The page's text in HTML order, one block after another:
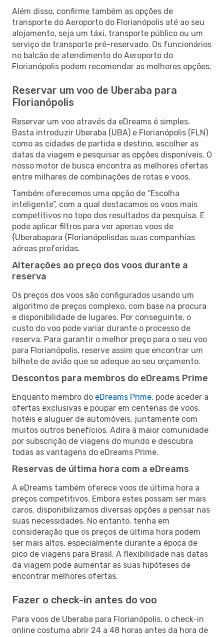
Além disso, confirme também as opções de
transporte do Aeroporto do Florianópolis até ao seu
alojamento, seja um táxi, transporte público ou um
serviço de transporte pré-reservado. Os funcionários
no balcão de atendimento do Aeroporto do
Florianópolis podem recomendar as melhores opções.
Reservar um voo de Uberaba para
Florianópolis
Reservar um voo através da eDreams é simples.
Basta introduzir Uberaba (UBA) e Florianópolis (FLN)
como as cidades de partida e destino, escolher as
datas da viagem e pesquisar as opções disponíveis. O
nosso motor de busca encontra as melhores ofertas
entre milhares de combinações de rotas e voos.
Também oferecemos uma opção de “Escolha
inteligente”, com a qual destacamos os voos mais
competitivos no topo dos resultados da pesquisa. E
pode aplicar filtros para ver apenas voos de
{Uberabapara {Florianópolisdas suas companhias
aéreas preferidas.
Alterações ao preço dos voos durante a
reserva
Os preços dos voos são configurados usando um
algoritmo de preços complexo, com base na procura
e disponibilidade de lugares. Por conseguinte, o
custo do voo pode variar durante o processo de
reserva. Para garantir o melhor preço para o seu voo
para Florianópolis, reserve assim que encontrar um
bilhete de avião que se adeque ao seu orçamento.
Descontos para membros do eDreams Prime
Enquanto membro do eDreams Prime, pode aceder a
ofertas exclusivas e poupar em centenas de voos,
hotéis e aluguer de automóveis, juntamente com
muitos outros benefícios. Adira à maior comunidade
por subscrição de viagens do mundo e descubra
todas as vantagens do eDreams Prime.
Reservas de última hora com a eDreams
A eDreams também oferece voos de última hora a
preços competitivos. Embora estes possam ser mais
caros, disponibilizamos diversas opções a pensar nas
suas necessidades. No entanto, tenha em
consideração que os preços de última hora podem
ser mais altos, especialmente durante a época de
pico de viagens para Brasil. A flexibilidade nas datas
da viagem pode aumentar as suas hipóteses de
encontrar melhores ofertas.
Fazer o check-in antes do voo
Para voos de Uberaba para Florianópolis, o check-in
online costuma abrir 24 a 48 horas antes da hora de